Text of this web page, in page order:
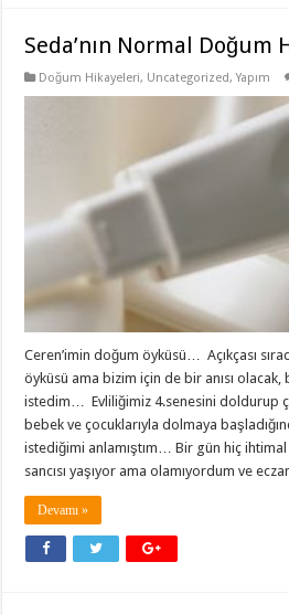
Seda’nın Normal Doğum
Doğum Hikayeleri, Uncategorized,Yapım
Ceren’imin doğum öyküsü… Açıkçası
öyküsü ama bizim için de bir anısı
istedim… Evliliğimiz 4.senesini doldurup
bebek ve çocuklarıyla dolmaya
istediğimi anlamıştım… Bir gün hiç
sancısı yaşıyor ama olamıyordum ve
Devamı »